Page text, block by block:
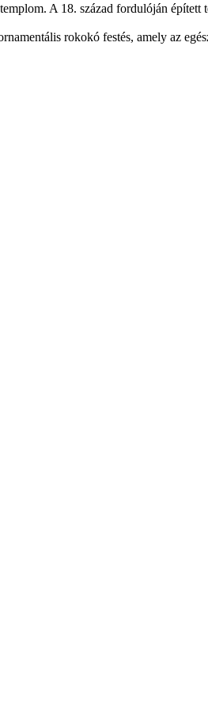
A 18. század fordulóján
rokokó festés, amely az